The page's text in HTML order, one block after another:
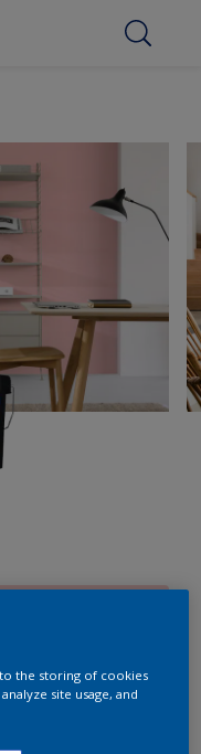
to the storing of cookies
site usage, and